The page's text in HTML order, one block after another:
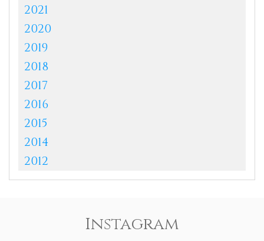
2021
2020
2019
2018
2017
2016
2015
2014
2012
Instagram